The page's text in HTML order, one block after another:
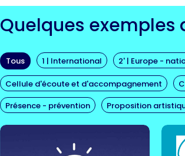
Quelques exemples
Tous 1 | International 2' | Europe -
Cellule d'écoute et d'accompagnement
Présence - prévention
Proposition
Safer
En savoir plus !